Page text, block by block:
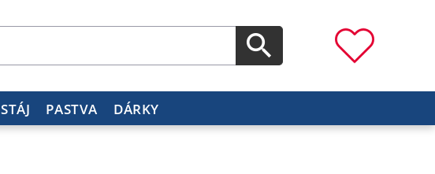
STÁJ PASTVA DÁRKY